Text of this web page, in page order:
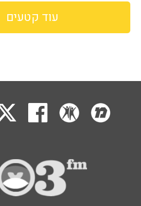
עוד קטעים